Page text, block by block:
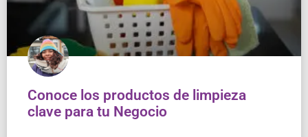
Conoce los productos de limpieza
clave para tu Negocio